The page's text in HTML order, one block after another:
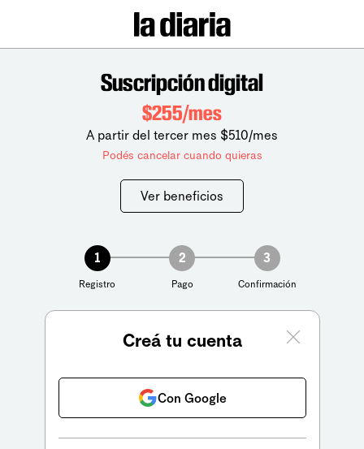
Suscripción digital
$255/mes
A partir del tercer mes $510/mes
Podés cancelar cuando quieras
Ver beneficios
1
Registro
2
Pago
3
Confirmación
Creá tu cuenta
Con Google